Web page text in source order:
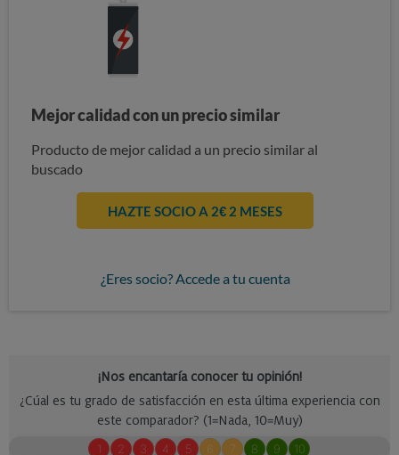
Mejor calidad con un precio similar
Producto de mejor calidad a un precio similar al
buscado
HAZTE SOCIO A 2€ 2 MESES
¿Eres socio? Accede a tu cuenta